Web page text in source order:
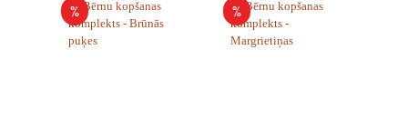
% %